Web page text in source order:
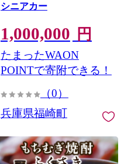
シニアカー
1,000,000 円
たまったWAON
POINTで寄附できる！
（0）
兵庫県福崎町